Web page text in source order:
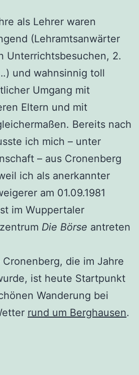
als Lehrer waren
(Lehramtsanwärter
Unterrichtsbesuchen, 2.
und wahnsinnig toll
Umgang mit
Eltern und mit
Bereits nach
ich mich – unter
– aus Cronenberg
ich als anerkannter
am 01.09.1981
im Wuppertaler
Die Börse antreten
die im Jahre
ist heute Startpunkt
Wanderung bei
rund um Berghausen.